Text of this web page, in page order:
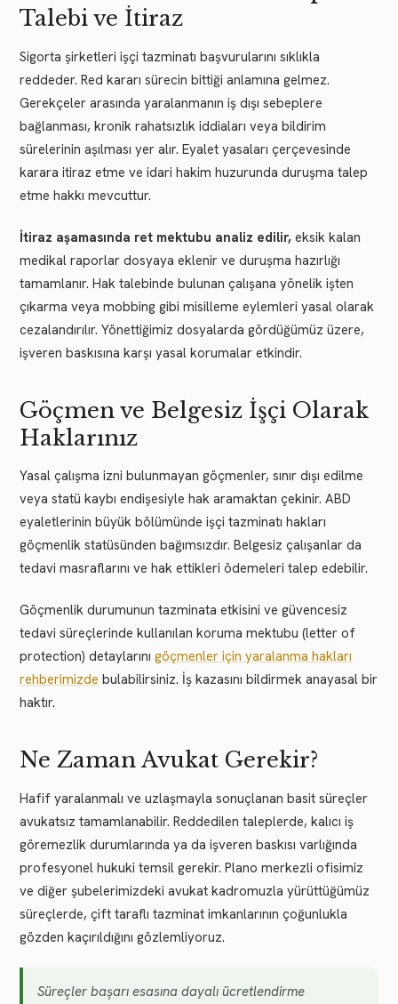
Talebi ve İtiraz
Sigorta şirketleri işçi tazminatı başvurularını sıklıkla
reddeder. Red kararı sürecin bittiği anlamına gelmez.
Gerekçeler arasında yaralanmanın iş dışı sebeplere
bağlanması, kronik rahatsızlık iddiaları veya bildirim
sürelerinin aşılması yer alır. Eyalet yasaları çerçevesinde
karara itiraz etme ve idari hakim huzurunda duruşma talep
etme hakkı mevcuttur.
İtiraz aşamasında ret mektubu analiz edilir, eksik kalan
medikal raporlar dosyaya eklenir ve duruşma hazırlığı
tamamlanır. Hak talebinde bulunan çalışana yönelik işten
çıkarma veya mobbing gibi misilleme eylemleri yasal olarak
cezalandırılır. Yönettiğimiz dosyalarda gördüğümüz üzere,
işveren baskısına karşı yasal korumalar etkindir.
Göçmen ve Belgesiz İşçi Olarak
Haklarınız
Yasal çalışma izni bulunmayan göçmenler, sınır dışı edilme
veya statü kaybı endişesiyle hak aramaktan çekinir. ABD
eyaletlerinin büyük bölümünde işçi tazminatı hakları
göçmenlik statüsünden bağımsızdır. Belgesiz çalışanlar da
tedavi masraflarını ve hak ettikleri ödemeleri talep edebilir.
Göçmenlik durumunun tazminata etkisini ve güvencesiz
tedavi süreçlerinde kullanılan koruma mektubu (letter of
protection) detaylarını göçmenler için yaralanma hakları
rehberimizde bulabilirsiniz. İş kazasını bildirmek anayasal bir
haktır.
Ne Zaman Avukat Gerekir?
Hafif yaralanmalı ve uzlaşmayla sonuçlanan basit süreçler
avukatsız tamamlanabilir. Reddedilen taleplerde, kalıcı iş
göremezlik durumlarında ya da işveren baskısı varlığında
profesyonel hukuki temsil gerekir. Plano merkezli ofisimiz
ve diğer şubelerimizdeki avukat kadromuzla yürüttüğümüz
süreçlerde, çift taraflı tazminat imkanlarının çoğunlukla
gözden kaçırıldığını gözlemliyoruz.
Süreçler başarı esasına dayalı ücretlendirme